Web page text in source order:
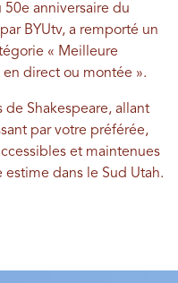
anniversaire du
BYUtv, a remporté un
« Meilleure
direct ou montée ».
de Shakespeare, allant
par votre préférée,
et maintenues
dans le Sud Utah.